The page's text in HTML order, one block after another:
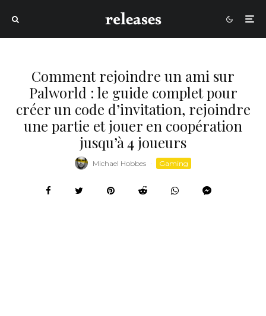
Comment rejoindre un ami sur
Palworld : le guide complet pour
créer un code d’invitation, rejoindre
une partie et jouer en coopération
jusqu’à 4 joueurs
Michael Hobbes · Gaming